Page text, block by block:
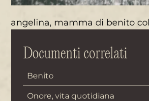
angelina, mamma di benito
Documenti correlati
Benito
Onore, vita quotidiana